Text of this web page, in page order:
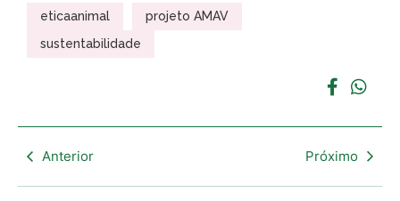
eticaanimal
projeto AMAV
sustentabilidade
Anterior Próximo